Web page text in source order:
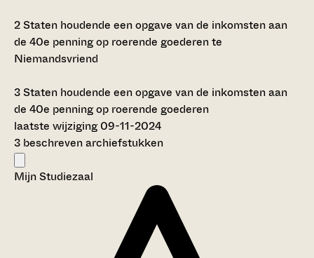
2Staten houdende een opgave van de inkomsten aan
de 40e penning op roerende goederen te
Niemandsvriend
3Staten houdende een opgave van de inkomsten aan
de 40e penning op roerende goederen
laatste wijziging 09-11-2024
3 beschreven archiefstukken
Mijn Studiezaal